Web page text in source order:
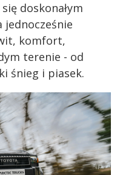
doskonałym
jednocześnie
komfort,
terenie - od
śnieg i piasek.